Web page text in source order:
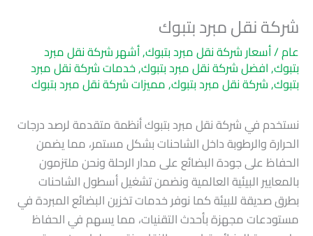
شركة نقل مبرد بتبوك
عام/أسعار شركة نقل مبرد بتبوك,أشهر شركة نقل مبرد
بتبوك,افضل شركة نقل مبرد بتبوك,خدمات شركة نقل مبرد
بتبوك,شركة نقل مبرد بتبوك,مميزات شركة نقل مبرد بتبوك
نستخدم في شركة نقل مبرد بتبوك أنظمة متقدمة لرصد درجات
الحرارة والرطوبة داخل الشاحنات بشكل مستمر، مما يضمن
الحفاظ على جودة البضائع على مدار الرحلة ونحن ملتزمون
بالمعايير البيئية العالمية ونضمن تشغيل أسطول الشاحنات
بطرق صديقة للبيئة كما نوفر خدمات تخزين البضائع المبردة في
مستودعات مجهزة بأحدث التقنيات، مما يسهم في الحفاظ